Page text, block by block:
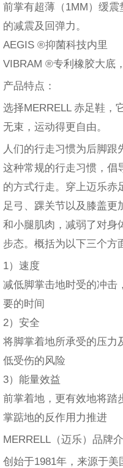
前掌有超薄（1MM）缓
的减震及回弹力。
AEGIS ®抑菌科技内里
VIBRAM ®专利橡胶大底
产品特点：
选择MERRELL 赤足鞋，
无束，运动得更自由。
人们的行走习惯为后脚跟
这种常规的行走习惯，倡
的方式行走。穿上迈乐赤
足弓、踝关节以及膝盖更
和小腿肌肉，减弱了对身
步态。概括为以下三个方
1）速度
减低脚掌击地时受的冲击
要的时间
2）安全
将脚掌着地所承受的压力
低受伤的风险
3）能量效益
前掌着地，更有效地将踏
掌踮地的反作用力推进
MERRELL（迈乐）品牌介
创始于1981年，来源于